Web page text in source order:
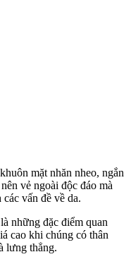
mặt nhăn nheo, ngắn
vẻ ngoài độc đáo mà
vấn đề về da.
những đặc điểm quan
cao khi chúng có thân
lưng thẳng.